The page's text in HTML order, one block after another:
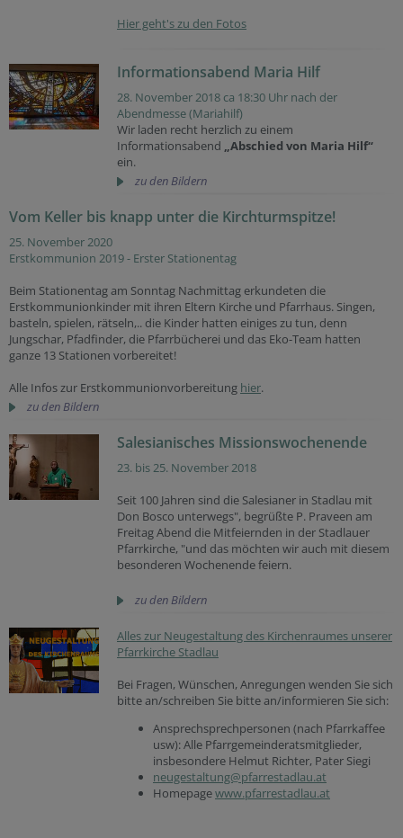
Hier geht's zu den Fotos
Informationsabend Maria Hilf
28. November 2018 ca 18:30 Uhr nach der
Abendmesse (Mariahilf)
Wir laden recht herzlich zu einem
Informationsabend „Abschied von Maria Hilf“
ein.
zu den Bildern
Vom Keller bis knapp unter die Kirchturmspitze!
25. November 2020
Erstkommunion 2019 - Erster Stationentag
Beim Stationentag am Sonntag Nachmittag erkundeten die
Erstkommunionkinder mit ihren Eltern Kirche und Pfarrhaus. Singen,
basteln, spielen, rätseln,.. die Kinder hatten einiges zu tun, denn
Jungschar, Pfadfinder, die Pfarrbücherei und das Eko-Team hatten
ganze 13 Stationen vorbereitet!
Alle Infos zur Erstkommunionvorbereitung hier.
zu den Bildern
Salesianisches Missionswochenende
23. bis 25. November 2018
Seit 100 Jahren sind die Salesianer in Stadlau mit
Don Bosco unterwegs", begrüßte P. Praveen am
Freitag Abend die Mitfeiernden in der Stadlauer
Pfarrkirche, "und das möchten wir auch mit diesem
besonderen Wochenende feiern.
zu den Bildern
Alles zur Neugestaltung des Kirchenraumes unserer
Pfarrkirche Stadlau
Bei Fragen, Wünschen, Anregungen wenden Sie sich
bitte an/schreiben Sie bitte an/informieren Sie sich:
Ansprechsprechpersonen (nach Pfarrkaffee
usw): Alle Pfarrgemeinderatsmitglieder,
insbesondere Helmut Richter, Pater Siegi
neugestaltung@pfarrestadlau.at
Homepagewww.pfarrestadlau.at